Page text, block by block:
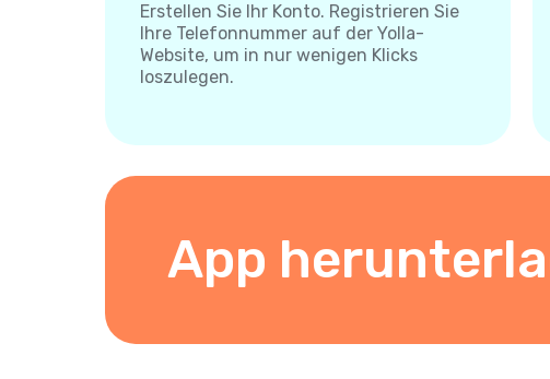
Erstellen Sie Ihr Konto. Registrieren Sie
Ihre Telefonnummer auf der Yolla-
Website, um in nur wenigen Klicks
loszulegen.
App